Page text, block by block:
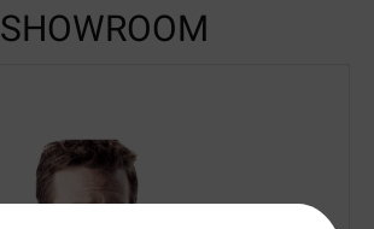
SHOWROOM